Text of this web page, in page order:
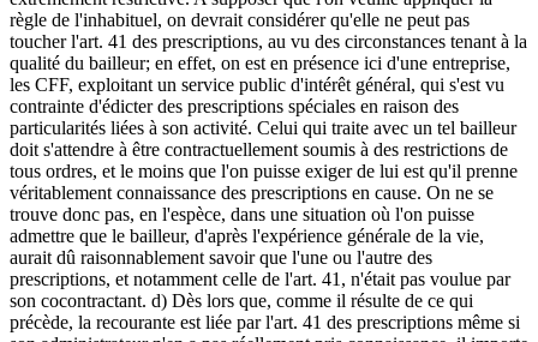
règle de l'inhabituel, on devrait considérer qu'elle ne peut pas
toucher l'art. 41 des prescriptions, au vu des circonstances tenant à la
qualité du bailleur; en effet, on est en présence ici d'une entreprise,
les CFF, exploitant un service public d'intérêt général, qui s'est vu
contrainte d'édicter des prescriptions spéciales en raison des
particularités liées à son activité. Celui qui traite avec un tel bailleur
doit s'attendre à être contractuellement soumis à des restrictions de
tous ordres, et le moins que l'on puisse exiger de lui est qu'il prenne
véritablement connaissance des prescriptions en cause. On ne se
trouve donc pas, en l'espèce, dans une situation où l'on puisse
admettre que le bailleur, d'après l'expérience générale de la vie,
aurait dû raisonnablement savoir que l'une ou l'autre des
prescriptions, et notamment celle de l'art. 41, n'était pas voulue par
son cocontractant. d) Dès lors que, comme il résulte de ce qui
précède, la recourante est liée par l'art. 41 des prescriptions même si